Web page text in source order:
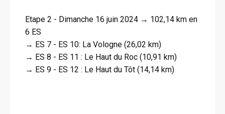
Etape 2 - Dimanche 16 juin 2024 → 102,14 km en
6 ES
→ ES 7 - ES 10: La Vologne (26,02 km)
→ ES 8 - ES 11 : Le Haut du Roc (10,91 km)
→ ES 9 - ES 12 : Le Haut du Tôt (14,14 km)